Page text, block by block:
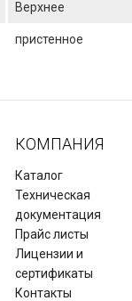
Верхнее
пристенное
КОМПАНИЯ
Каталог
Техническая
документация
Прайс листы
Лицензии и
сертификаты
Контакты